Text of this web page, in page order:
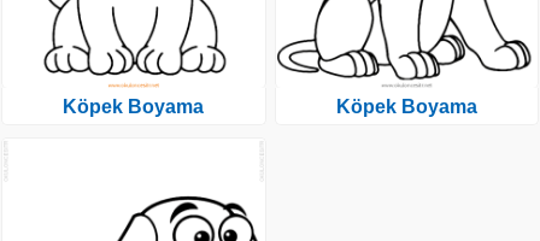
Köpek Boyama Köpek Boyama